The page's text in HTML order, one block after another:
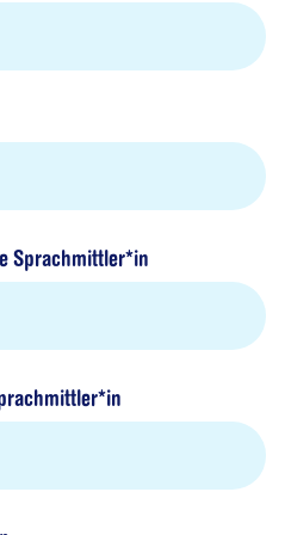
(Paschtu (PS))
языке
(TR))
Sprachmittler*in